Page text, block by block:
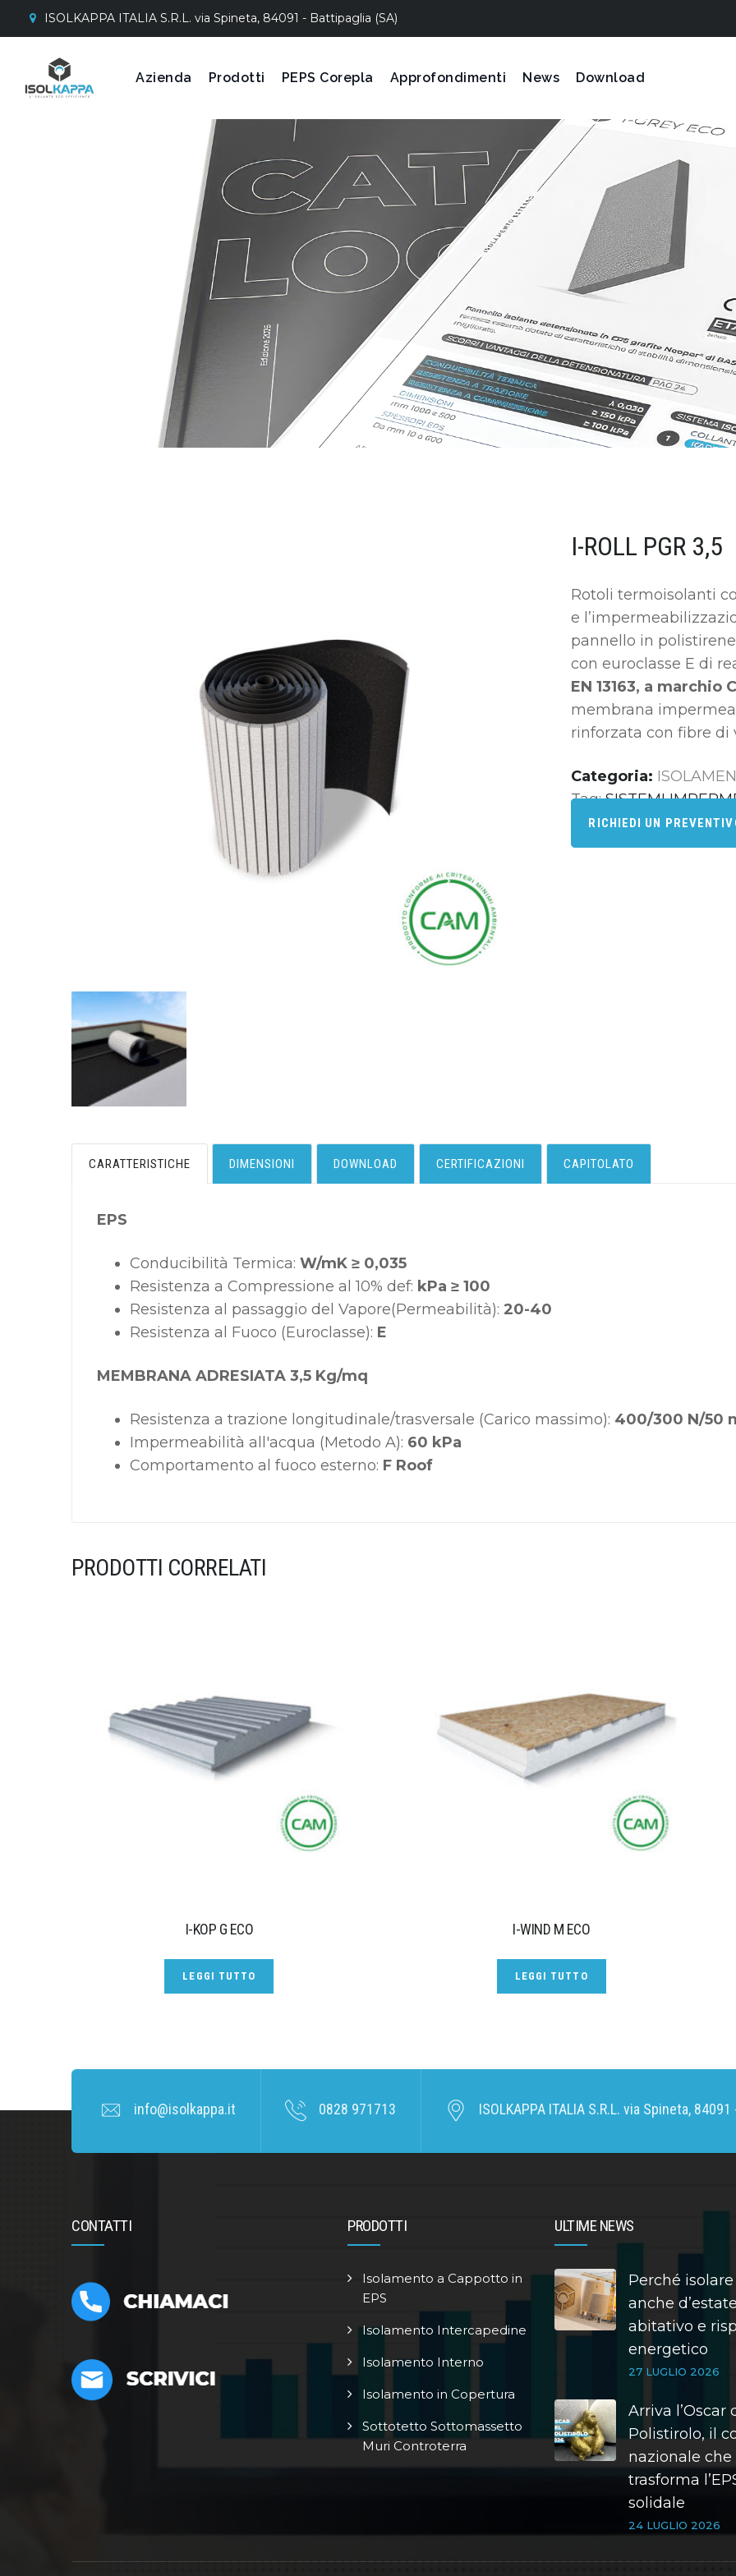
ISOLKAPPA ITALIA S.R.L. via Spineta, 84091 - Battipaglia (SA)
Azienda Prodotti PEPS Corepla Approfondimenti News Download
I-ROLL PGR 3,5
Rotoli termoisolanti
e
pannello in
con euroclasse E di
EN 13163, a marchio
membrana
rinforzata con fibre di
Categoria:
Tag:SISTEMI
RICHIEDI UN
CARATTERISTICHE DIMENSIONI DOWNLOAD CERTIFICAZIONI CAPITOLATO
EPS
Conducibilità Termica: W/mK ≥ 0,035
Resistenza a Compressione al 10% def: kPa ≥ 100
Resistenza al passaggio del Vapore(Permeabilità): 20-40
Resistenza al Fuoco (Euroclasse): E
MEMBRANA ADRESIATA 3,5 Kg/mq
Resistenza a trazione longitudinale/trasversale (Carico massimo): 400/300 N/50
Impermeabilità all'acqua (Metodo A): 60 kPa
Comportamento al fuoco esterno: F Roof
PRODOTTI CORRELATI
I-KOP G ECO
LEGGI TUTTO
I-WIND M ECO
LEGGI TUTTO
info@isolkappa.it 0828 971713 ISOLKAPPA ITALIA S.R.L. via Spineta,
CONTATTI PRODOTTI
Isolamento a Cappotto in
EPS
Isolamento Intercapedine
Isolamento Interno
Isolamento in Copertura
Sottotetto Sottomassetto
Muri Controterra
ULTIME NEWS
Perché
anche
abitativo e
energetico
27 LUGLIO 2026
Arriva l’Oscar
Polistirolo, il
nazionale che
trasforma
solidale
24 LUGLIO 2026